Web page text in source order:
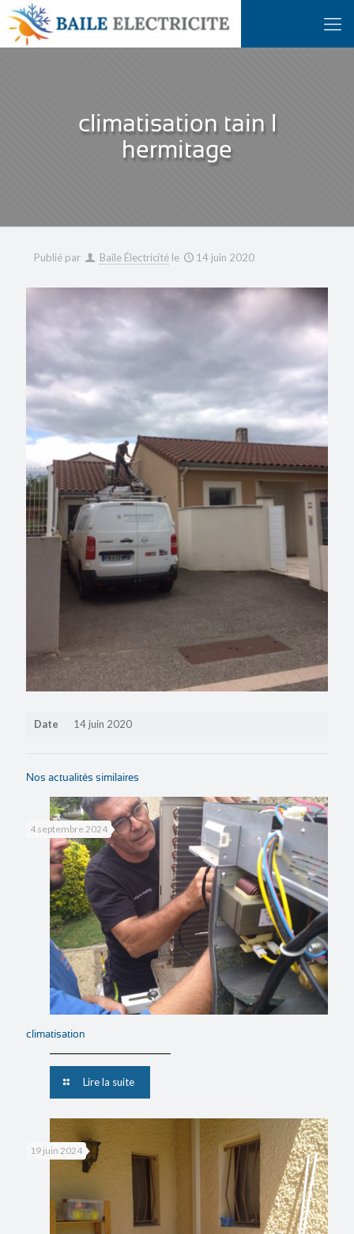
climatisation tain l
hermitage
Publié par Baile Électricité le 14 juin 2020
Date 14 juin 2020
Nos actualités similaires
4 septembre 2024
climatisation
Lire la suite
19 juin 2024